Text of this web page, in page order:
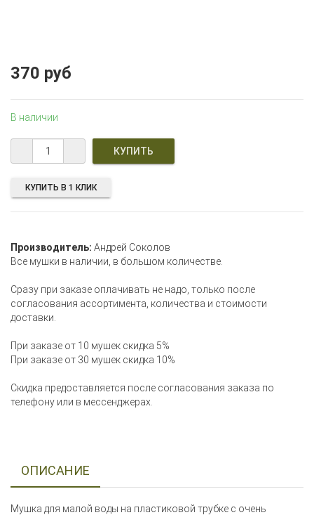
370 руб
В наличии
КУПИТЬ В 1 КЛИК
Производитель: Андрей Соколов
Все мушки в наличии, в большом количестве.
Сразу при заказе оплачивать не надо, только после
согласования ассортимента, количества и стоимости
доставки.
При заказе от 10 мушек скидка 5%
При заказе от 30 мушек скидка 10%
Скидка предоставляется после согласования заказа по
телефону или в мессенджерах.
ОПИСАНИЕ
Мушка для малой воды на пластиковой трубке с очень